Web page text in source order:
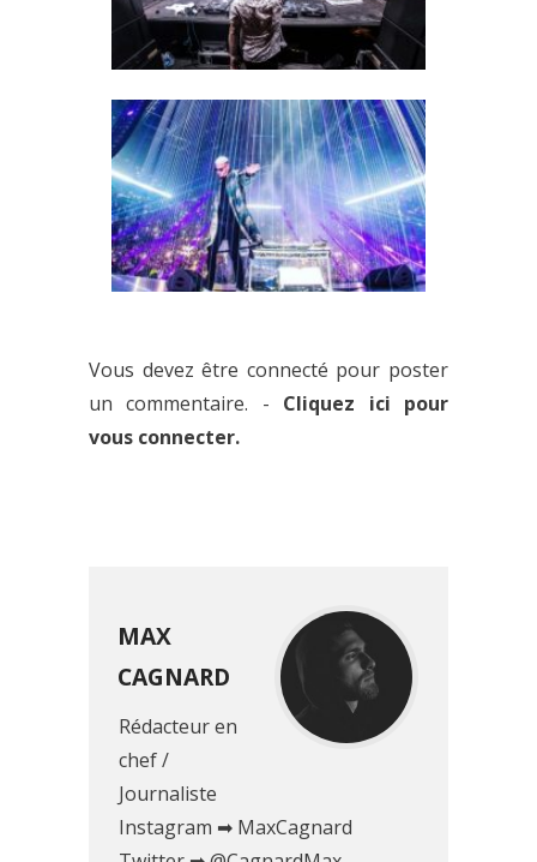
EMF 2016 : QUAND QUENTIN
MOSIMANN ET ROBIN SCHULZ
ENDIABLENT LE PUBLIC
GIGANTESQUE DE DJ SNAKE À
BERCY
Vous devez être connecté pour poster
un commentaire. - Cliquez ici pour
vous connecter.
MAX
CAGNARD
Rédacteur en
chef /
Journaliste
Instagram ➡ MaxCagnard